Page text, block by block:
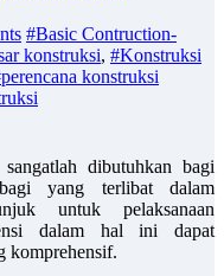
#Basic Contruction-
konstruksi, #Konstruksi
konstruksi
dibutuhkan bagi
yang terlibat dalam
untuk pelaksanaan
dalam hal ini dapat
komprehensif.